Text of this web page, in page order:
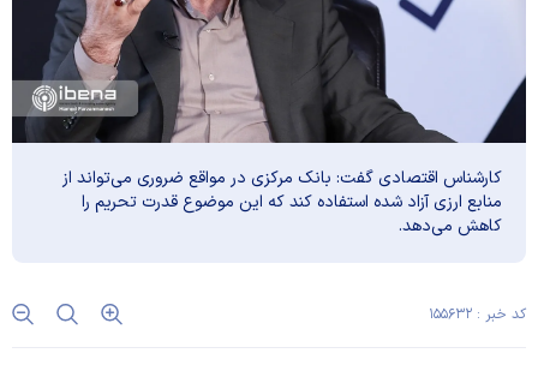
کارشناس اقتصادی گفت: بانک مرکزی در مواقع ضروری می‌تواند از
منابع ارزی آزاد شده استفاده کند که این موضوع قدرت تحریم را
کاهش می‌دهد.
کد خبر : ۱۵۵۶۳۲